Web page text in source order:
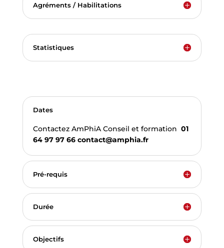
Agréments / Habilitations
Statistiques
Dates
Contactez AmPhiA Conseil et formation 01
64 97 97 66 contact@amphia.fr
Pré-requis
Durée
Objectifs